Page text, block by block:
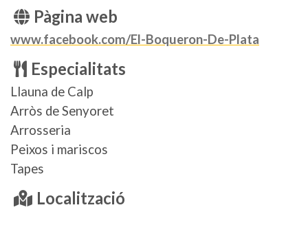
Pàgina web
www.facebook.com/El-Boqueron-De-Plata
Especialitats
Llauna de Calp
Arròs de Senyoret
Arrosseria
Peixos i mariscos
Tapes
Localització